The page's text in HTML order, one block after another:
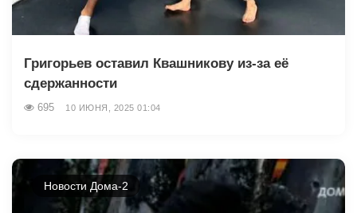
Григорьев оставил Квашникову из-за её
сдержанности
695 10 ИЮНЯ, 2025 01:04
Новости Дома-2